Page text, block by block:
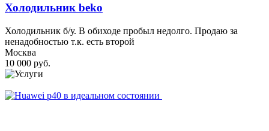
Холодильник beko
Холодильник б/у. В обиходе пробыл недолго. Продаю за
ненадобностью т.к. есть второй
Москва
10 000 руб.